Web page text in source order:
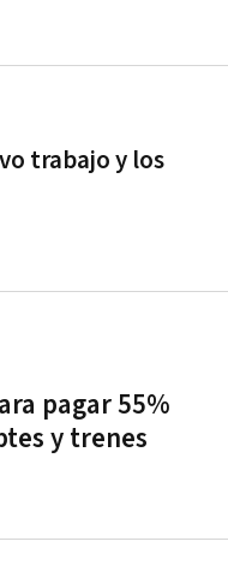
trabajo y los
pagar 55%
y trenes